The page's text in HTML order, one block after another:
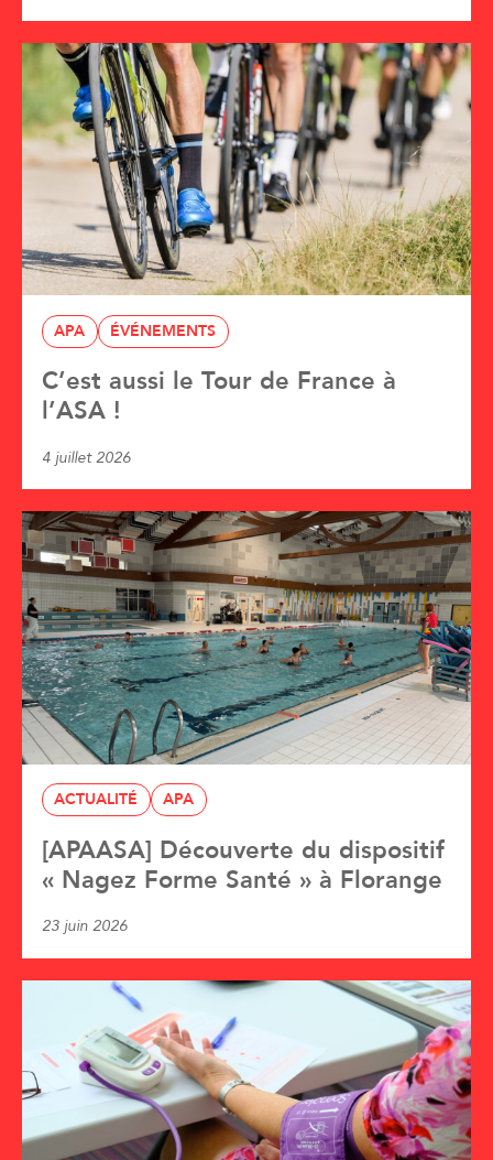
APA ÉVÉNEMENTS
C’est aussi le Tour de France à
l’ASA !
4 juillet 2026
ACTUALITÉ APA
[APAASA] Découverte du dispositif
« Nagez Forme Santé » à Florange
23 juin 2026